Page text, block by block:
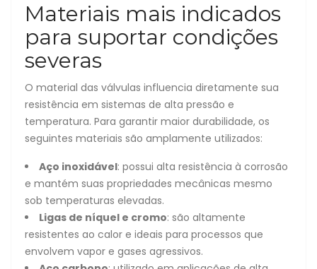
Materiais mais indicados
para suportar condições
severas
O material das válvulas influencia diretamente sua
resistência em sistemas de alta pressão e
temperatura. Para garantir maior durabilidade, os
seguintes materiais são amplamente utilizados:
Aço inoxidável: possui alta resistência à corrosão
e mantém suas propriedades mecânicas mesmo
sob temperaturas elevadas.
Ligas de níquel e cromo: são altamente
resistentes ao calor e ideais para processos que
envolvem vapor e gases agressivos.